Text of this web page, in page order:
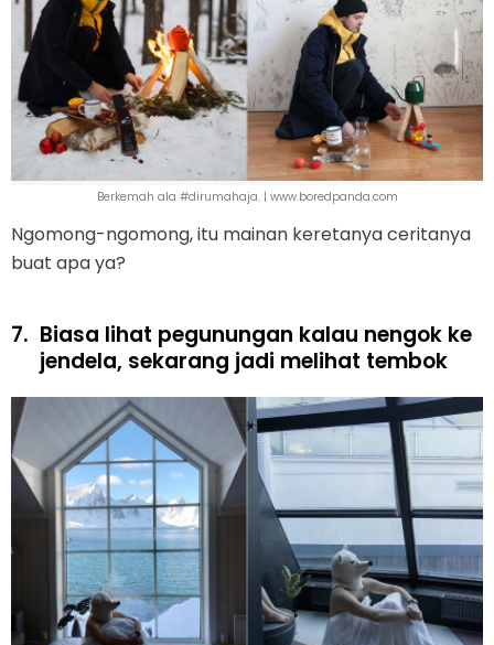
Berkemah ala #dirumahaja. | www.boredpanda.com
Ngomong-ngomong, itu mainan keretanya ceritanya
buat apa ya?
7. Biasa lihat pegunungan kalau nengok ke
jendela, sekarang jadi melihat tembok